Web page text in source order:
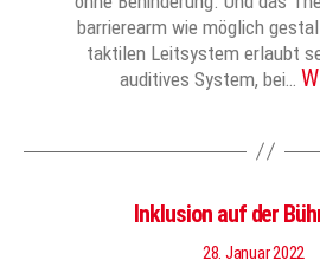
barrierearm wie möglich
taktilen Leitsystem erlaubt
auditives System, bei…
Inklusion auf der
28. Januar 2022